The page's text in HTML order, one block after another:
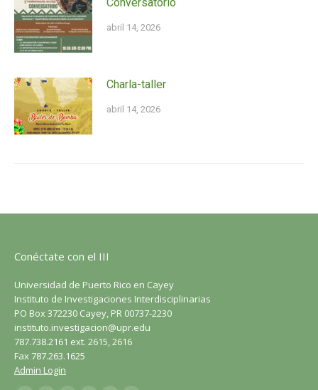
abril 14, 2026
Charla-taller
abril 14, 2026
Conéctate con el III
Universidad de Puerto Rico en Cayey
Instituto de Investigaciones Interdisciplinarias
PO Box 372230 Cayey, PR 00737-2230
instituto.investigacion@upr.edu
787.738.2161 ext. 2615, 2616
Fax 787.263.1625
Admin Login